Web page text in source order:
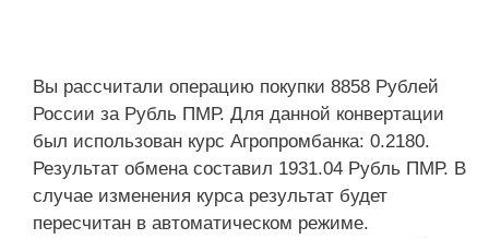
Вы рассчитали операцию покупки 8858 Рублей
России за Рубль ПМР. Для данной конвертации
был использован курс Агропромбанка: 0.2180.
Результат обмена составил 1931.04 Рубль ПМР. В
случае изменения курса результат будет
пересчитан в автоматическом режиме.